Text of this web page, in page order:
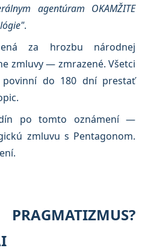
agentúram OKAMŽITE
.
za hrozbu národnej
zmluvy — zmrazené. Všetci
povinní do 180 dní prestať
po tomto oznámení —
zmluvu s Pentagonom.